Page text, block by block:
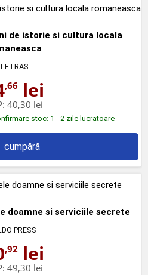
de istorie si cultura locala
LETRAS
,66 lei
40,30 lei
stoc: 1 - 2 zile lucratoare
cumpără
doamne si serviciile secrete
PRESS
,92 lei
49,30 lei